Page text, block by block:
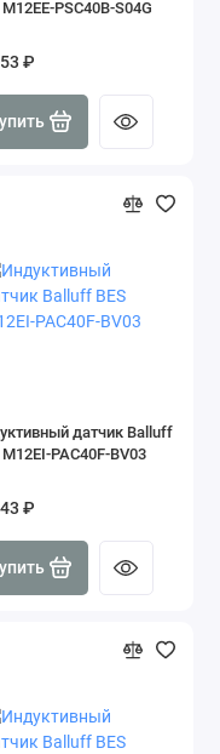
M12EE-PSC40B-S04G
₽
датчик Balluff
M12EI-PAC40F-BV03
₽